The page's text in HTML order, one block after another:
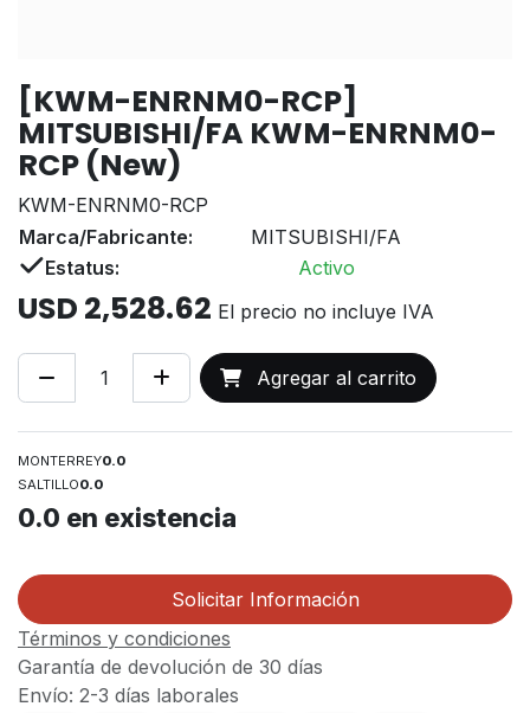
[KWM-ENRNM0-RCP]
MITSUBISHI/FA KWM-ENRNM0-
RCP (New)
KWM-ENRNM0-RCP
Marca/Fabricante:
MITSUBISHI/FA
Estatus:
Activo
USD 2,528.62 El precio no incluye IVA
Agregar al carrito
MONTERREY0.0
SALTILLO0.0
0.0 en existencia
Solicitar Información
Términos y condiciones
Garantía de devolución de 30 días
Envío: 2-3 días laborales